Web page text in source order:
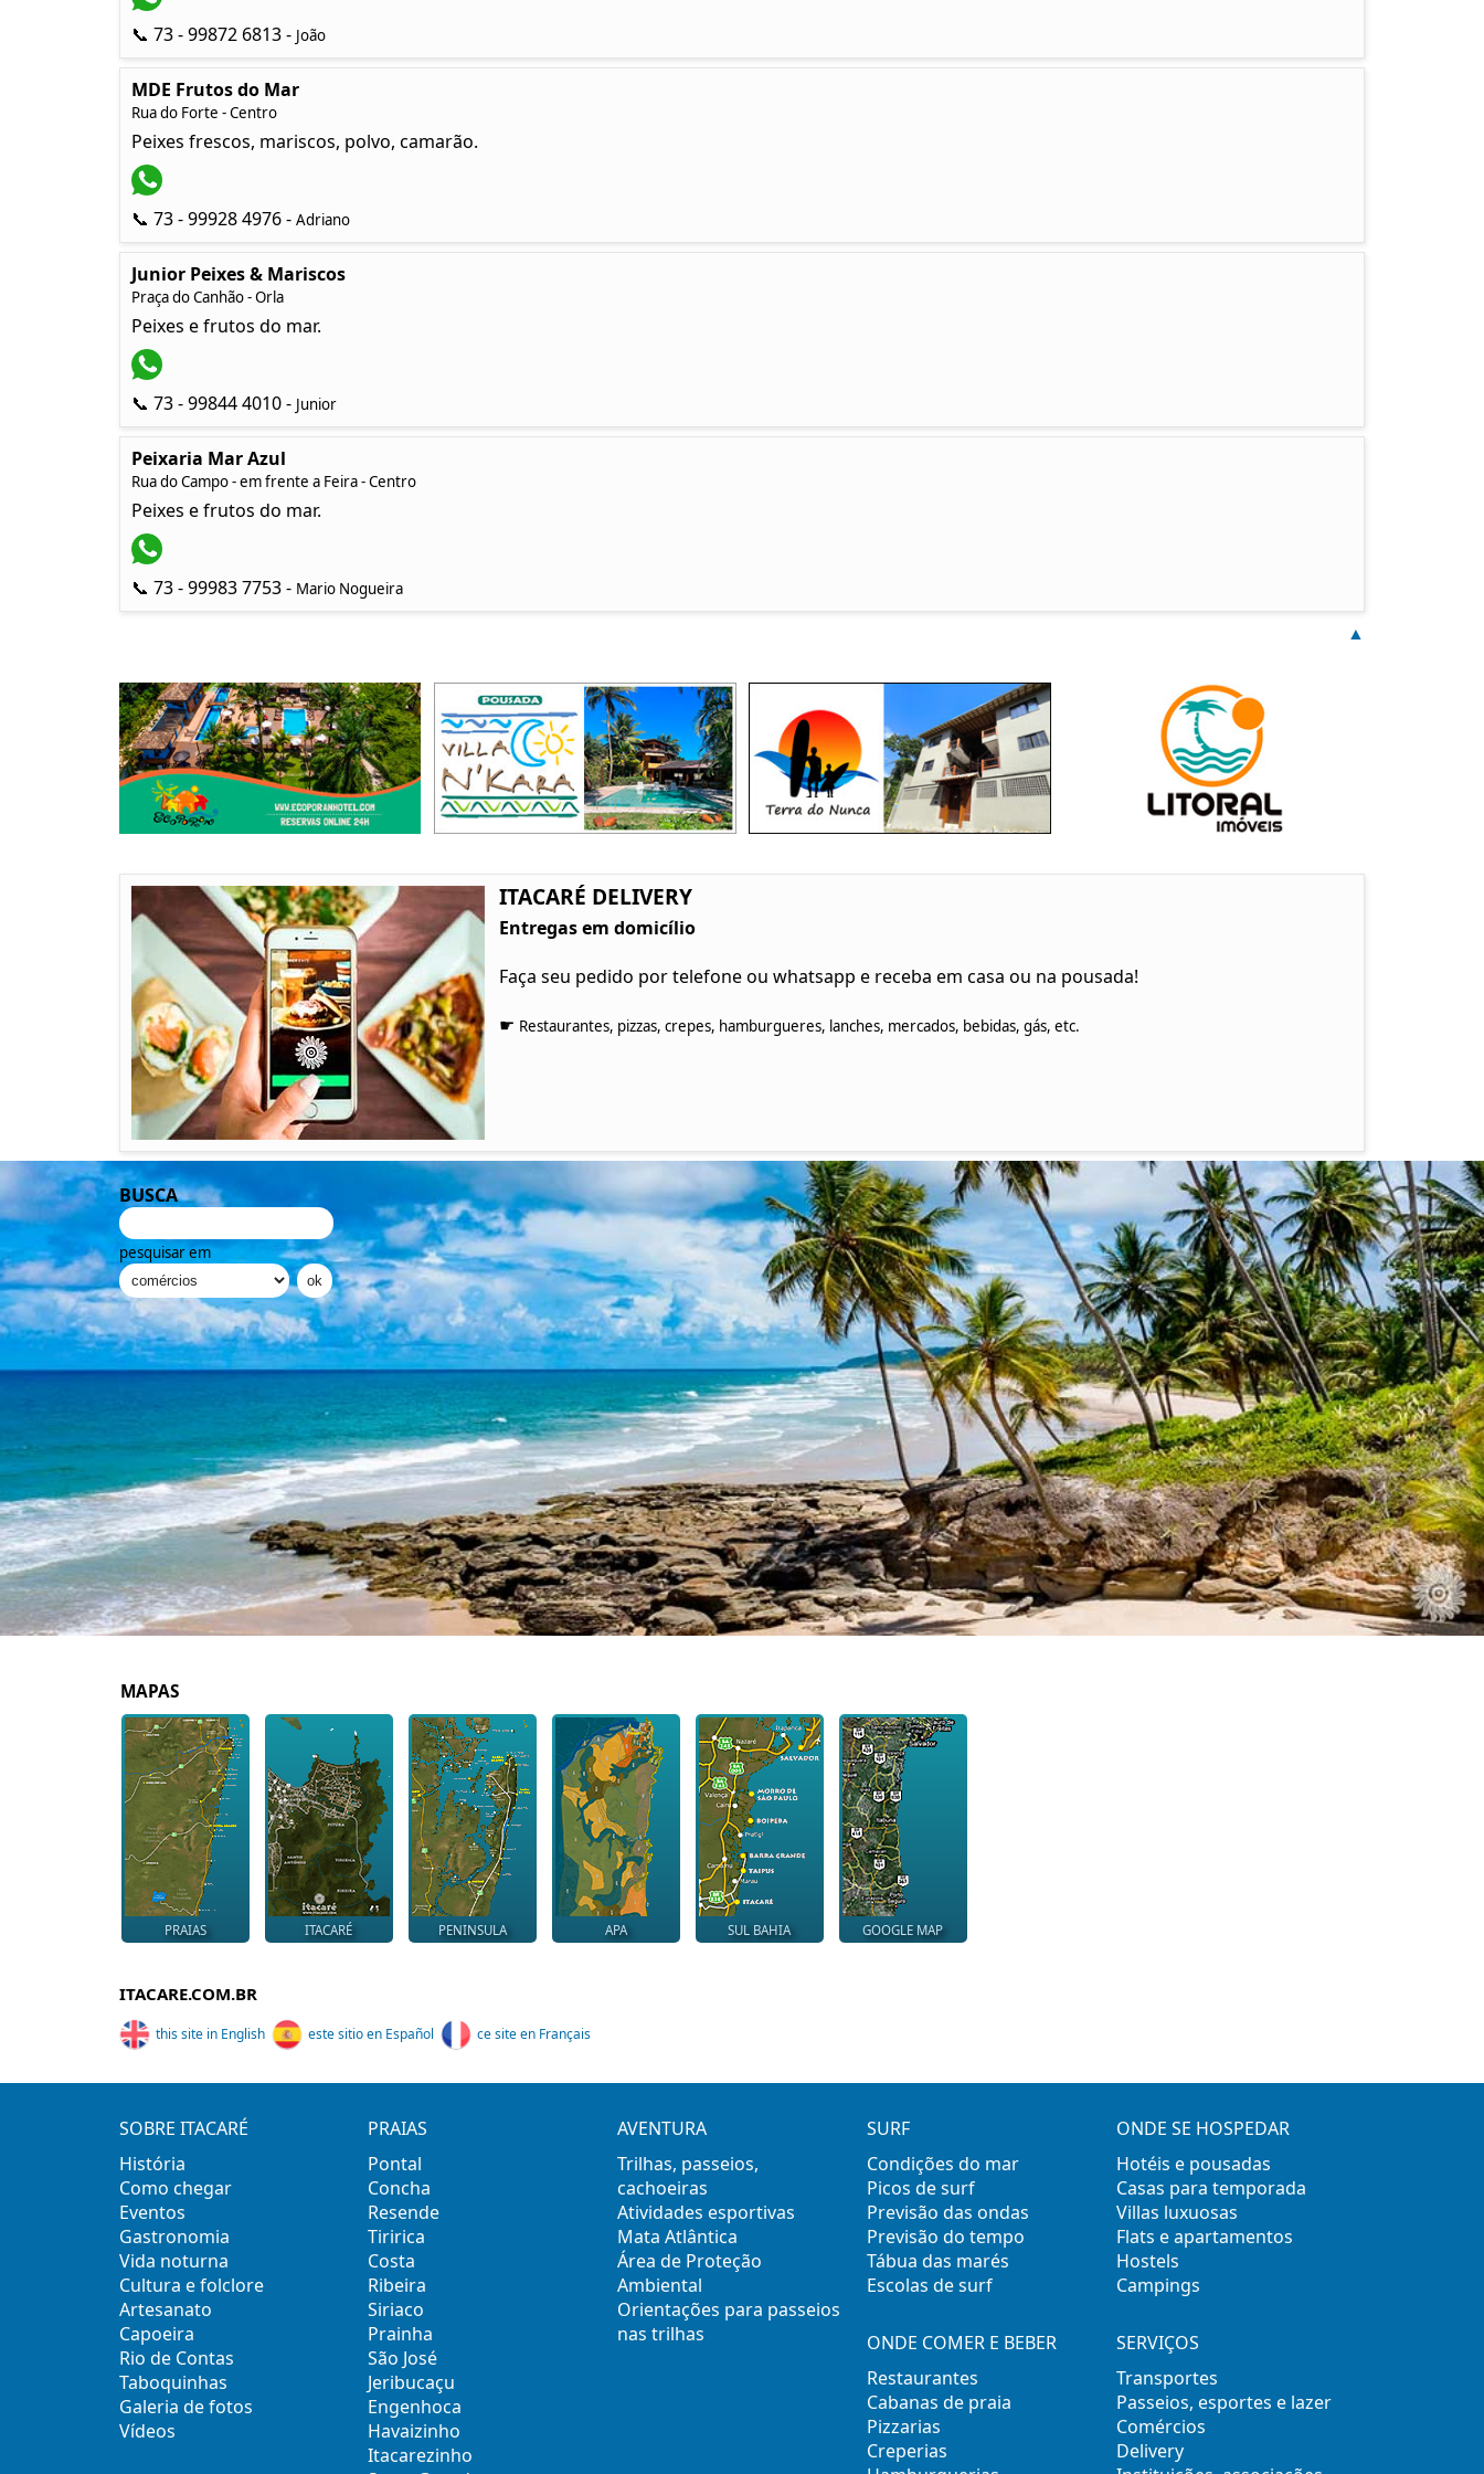
📞 73 - 99872 6813 - João
MDE Frutos do Mar
Rua do Forte - Centro
Peixes frescos, mariscos, polvo, camarão.
📞 73 - 99928 4976 - Adriano
Junior Peixes & Mariscos
Praça do Canhão - Orla
Peixes e frutos do mar.
📞 73 - 99844 4010 - Junior
Peixaria Mar Azul
Rua do Campo - em frente a Feira - Centro
Peixes e frutos do mar.
📞 73 - 99983 7753 - Mario Nogueira
▲
ITACARÉ DELIVERY
Entregas em domicílio
Faça seu pedido por telefone ou whatsapp e receba em casa ou na pousada!
☛ Restaurantes, pizzas, crepes, hamburgueres, lanches, mercados, bebidas, gás, etc.
BUSCA
pesquisar em
MAPAS
PRAIAS ITACARÉ PENINSULA APA SUL BAHIA GOOGLE MAP
ITACARE.COM.BR
this site in English este sitio en Español ce site en Français
SOBRE ITACARÉ
História
Como chegar
Eventos
Gastronomia
Vida noturna
Cultura e folclore
Artesanato
Capoeira
Rio de Contas
Taboquinhas
Galeria de fotos
Vídeos
PRAIAS
Pontal
Concha
Resende
Tiririca
Costa
Ribeira
Siriaco
Prainha
São José
Jeribucaçu
Engenhoca
Havaizinho
Itacarezinho
AVENTURA
Trilhas, passeios,
cachoeiras
Atividades esportivas
Mata Atlântica
Área de Proteção
Ambiental
Orientações para passeios
nas trilhas
SURF
Condições do mar
Picos de surf
Previsão das ondas
Previsão do tempo
Tábua das marés
Escolas de surf
ONDE SE HOSPEDAR
Hotéis e pousadas
Casas para temporada
Villas luxuosas
Flats e apartamentos
Hostels
Campings
ONDE COMER E BEBER
Restaurantes
Cabanas de praia
Pizzarias
Creperias
SERVIÇOS
Transportes
Passeios, esportes e lazer
Comércios
Delivery